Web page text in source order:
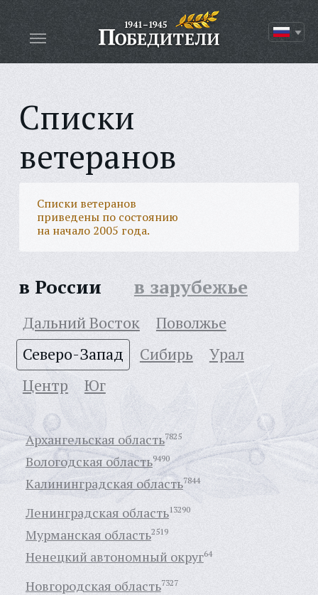
Списки
ветеранов
Списки ветеранов
приведены по состоянию
на начало 2005 года.
в России в зарубежье
Дальний Восток
Поволжье
Северо-Запад
Сибирь
Урал
Центр
Юг
Архангельская область7825
Вологодская область9490
Калининградская область7844
Ленинградская область13290
Мурманская область2519
Ненецкий автономный округ64
Новгородская область7327